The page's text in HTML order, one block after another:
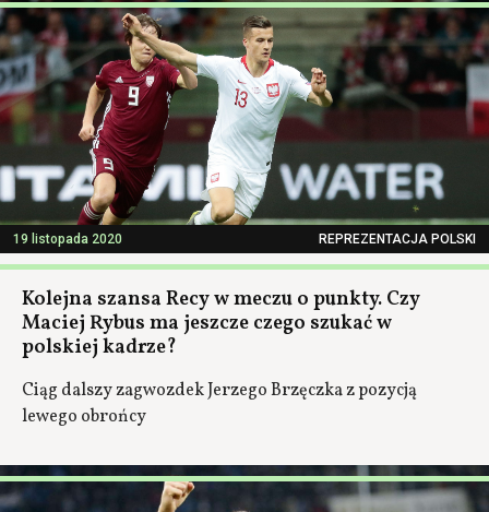
19 listopada 2020 REPREZENTACJA POLSKI
Kolejna szansa Recy w meczu o punkty. Czy
Maciej Rybus ma jeszcze czego szukać w
polskiej kadrze?
Ciąg dalszy zagwozdek Jerzego Brzęczka z pozycją
lewego obrońcy